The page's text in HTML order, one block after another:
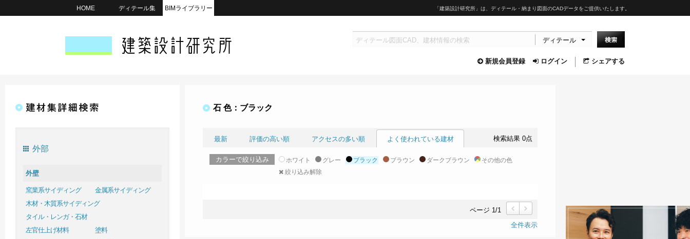
「建築設計研究所」は、ディテール・納まり図面のCADデータをご提供いたします。
HOME ディテール集 BIMライブラリー
ディテール
新規会員登録 ログイン シェアする
外部
外壁
窯業系サイディング
金属系サイディング
木材・木質系サイディング
タイル・レンガ・石材
左官仕上げ材料
塗料
石 色：ブラック
最新 評価の高い順 アクセスの多い順 よく使われている建材 検索結果 0点
カラーで絞り込み ホワイト グレー ブラック ブラウン ダークブラウン
その他の色
絞り込み解除
ページ 1/1
前
次
全件表示